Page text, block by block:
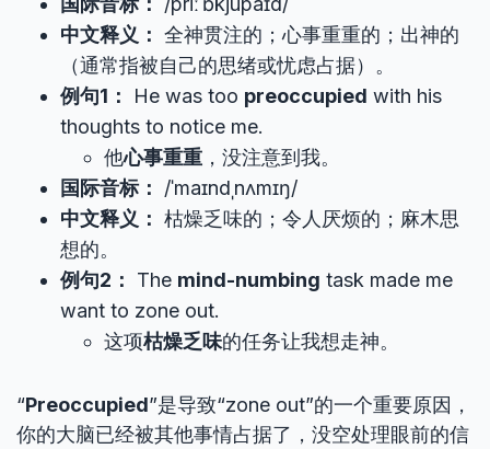
中文释义： 全神贯注的；心事重重的；出神的
（通常指被自己的思绪或忧虑占据）。
例句1：
He was too preoccupied with his
thoughts to notice me.
他心事重重 ，没注意到我。
国际音标：
/ˈmaɪndˌnʌmɪŋ/
中文释义： 枯燥乏味的；令人厌烦的；麻木思
想的。
例句2：
The mind-numbing task made me
want to zone out.
这项枯燥乏味的任务让我想走神。
“Preoccupied”是导致“zone out”的一个重要原因，
你的大脑已经被其他事情占据了，没空处理眼前的信